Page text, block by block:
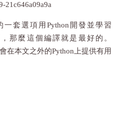
21c646a09a9a
一套選項用Python開發並學習
那麼這個編譯就是最好的。
在本文之外的Python上提供有用